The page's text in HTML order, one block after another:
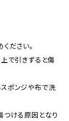
ださい。
で引きずると傷
ポンジや布で洗
ける原因となり